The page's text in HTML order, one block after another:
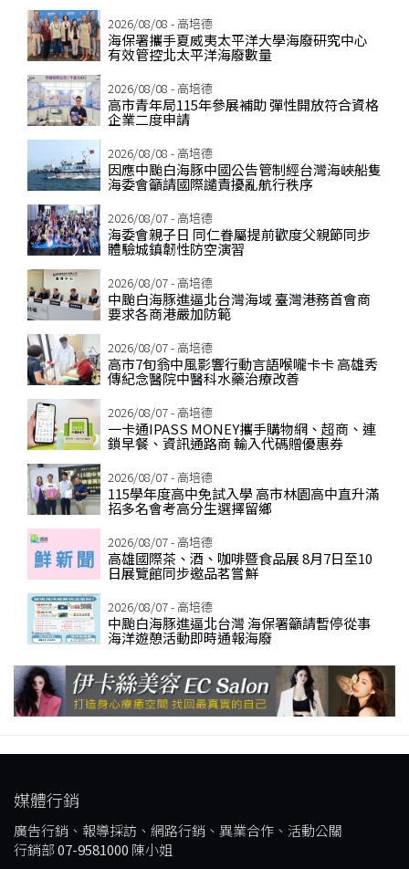
2026/08/08 - 高培德
海保署攜手夏威夷太平洋大學海廢研究中心
有效管控北太平洋海廢數量
2026/08/08 - 高培德
高市青年局115年參展補助 彈性開放符合資格
企業二度申請
2026/08/08 - 高培德
因應中颱白海豚中國公告管制經台灣海峽船隻
海委會籲請國際譴責擾亂航行秩序
2026/08/07 - 高培德
海委會親子日 同仁眷屬提前歡度父親節同步
體驗城鎮韌性防空演習
2026/08/07 - 高培德
中颱白海豚進逼北台灣海域 臺灣港務首會商
要求各商港嚴加防範
2026/08/07 - 高培德
高市7旬翁中風影響行動言語喉嚨卡卡 高雄秀
傳紀念醫院中醫科水藥治療改善
2026/08/07 - 高培德
一卡通IPASS MONEY攜手購物網、超商、連
鎖早餐、資訊通路商 輸入代碼贈優惠券
2026/08/07 - 高培德
115學年度高中免試入學 高市林園高中直升滿
招多名會考高分生選擇留鄉
2026/08/07 - 高培德
高雄國際茶、酒、咖啡暨食品展 8月7日至10
日展覽館同步邀品茗嘗鮮
2026/08/07 - 高培德
中颱白海豚進逼北台灣 海保署籲請暫停從事
海洋遊憩活動即時通報海廢
媒體行銷
廣告行銷、報導採訪、網路行銷、異業合作、活動公關
行銷部07-9581000 陳小姐